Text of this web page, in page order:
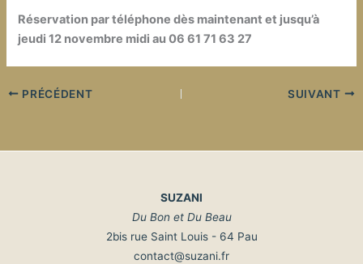
Réservation par téléphone dès maintenant et jusqu’à
jeudi 12 novembre midi au 06 61 71 63 27
PRÉCÉDENT SUIVANT
SUZANI
Du Bon et Du Beau
2bis rue Saint Louis - 64 Pau
contact@suzani.fr